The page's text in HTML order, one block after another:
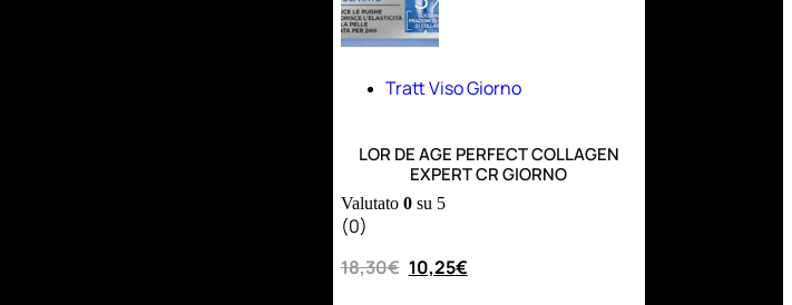
Tratt Viso Giorno
LOR DE AGE PERFECT COLLAGEN
EXPERT CR GIORNO
Valutato 0su 5
(0)
18,30€ 10,25€